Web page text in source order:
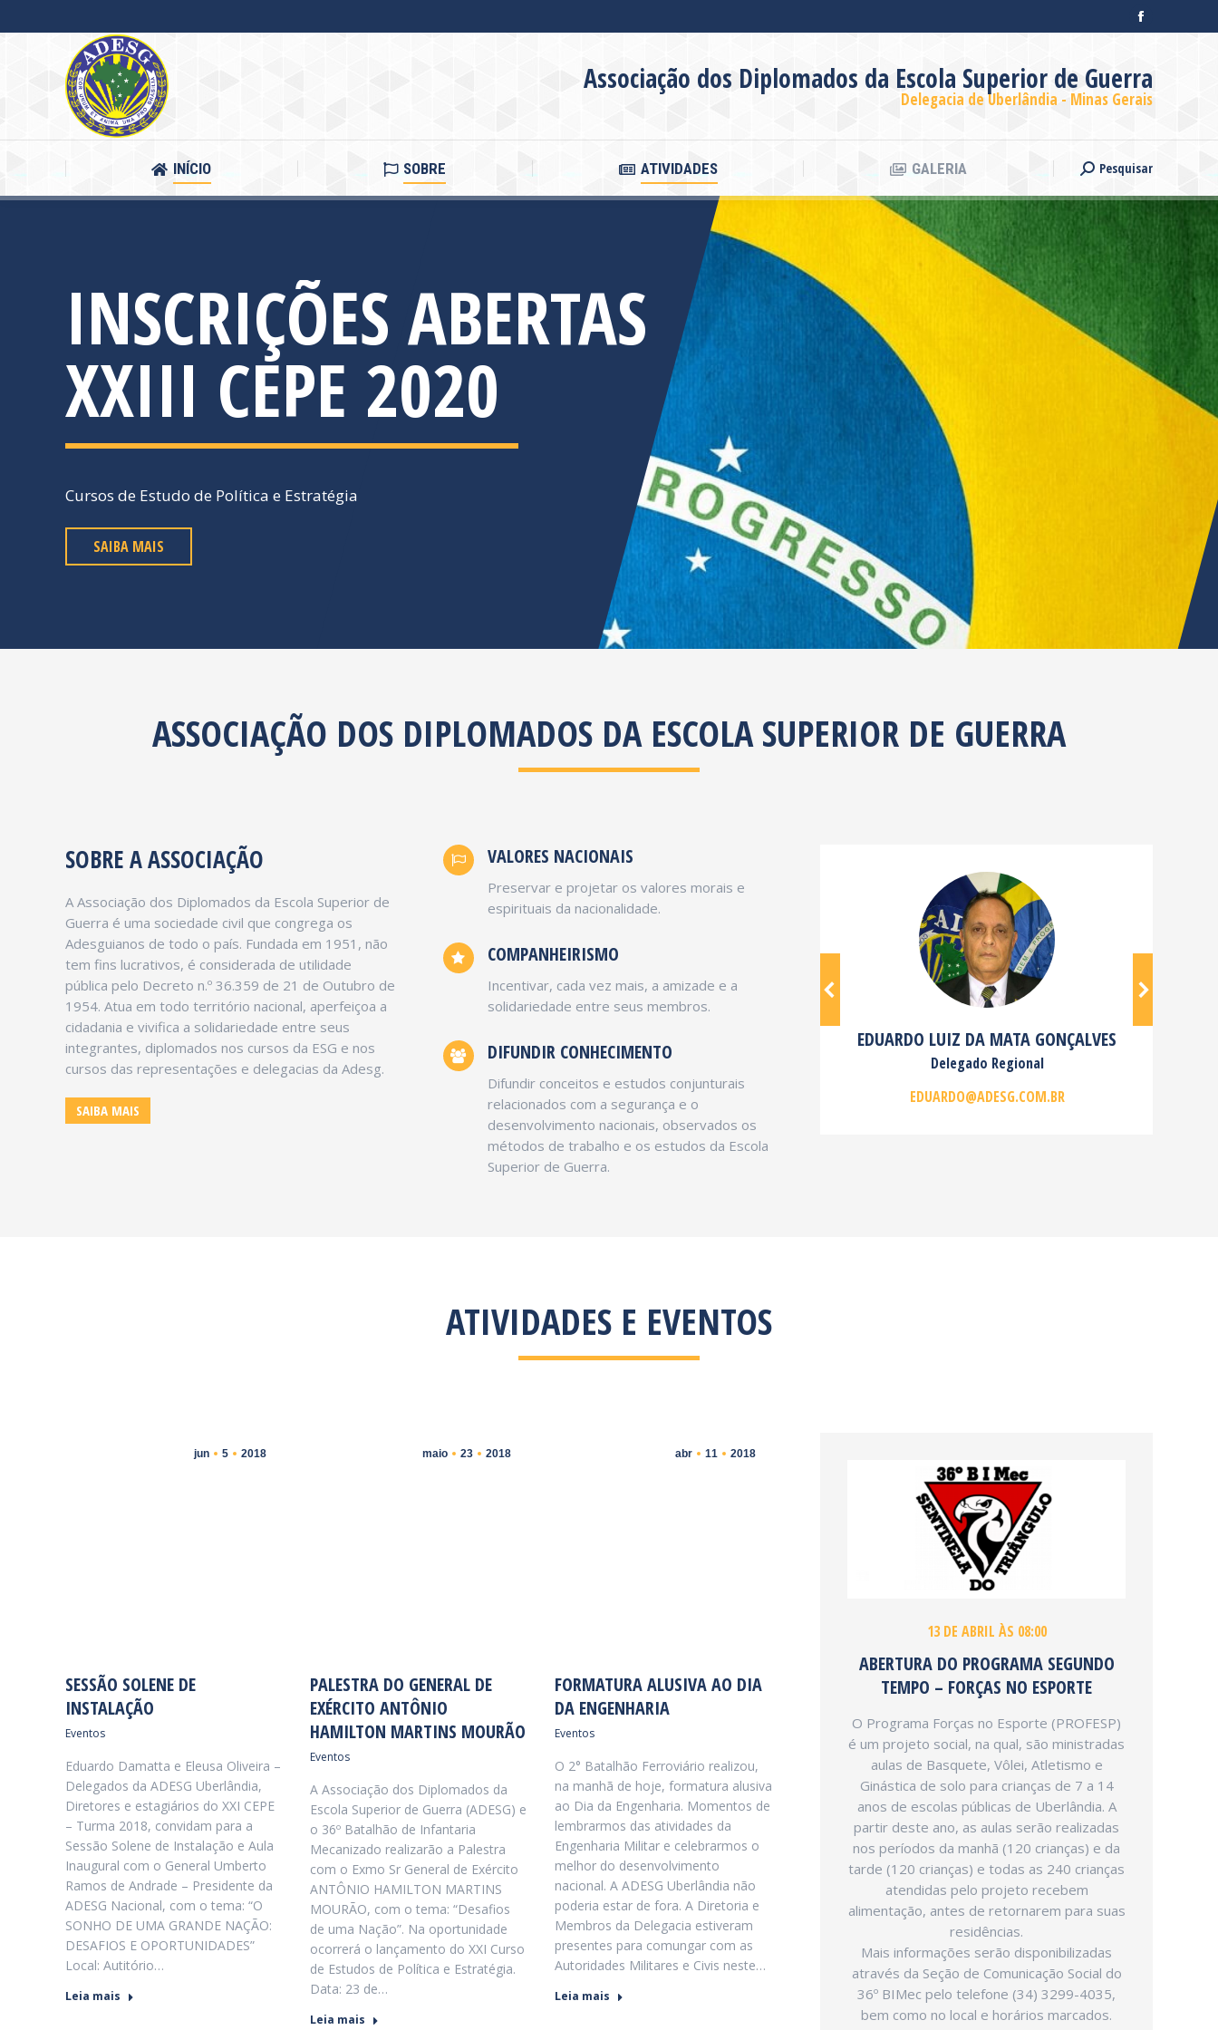
Facebook
opens
in
window
Associação dos Diplomados da Escola Superior de Guerra
Delegacia de Uberlândia - Minas Gerais
INÍCIO SOBRE ATIVIDADES GALERIA Search:Pesquisar
INSCRIÇÕES ABERTAS
XXIII CEPE 2020
Cursos de Estudo de Política e Estratégia
SAIBA MAIS
ASSOCIAÇÃO DOS DIPLOMADOS DA ESCOLA SUPERIOR DE GUERRA
SOBRE A ASSOCIAÇÃO
A Associação dos Diplomados da Escola Superior de
Guerra é uma sociedade civil que congrega os
Adesguianos de todo o país. Fundada em 1951, não
tem fins lucrativos, é considerada de utilidade
pública pelo Decreto n.º 36.359 de 21 de Outubro de
1954. Atua em todo território nacional, aperfeiçoa a
cidadania e vivifica a solidariedade entre seus
integrantes, diplomados nos cursos da ESG e nos
cursos das representações e delegacias da Adesg.
SAIBA MAIS
VALORES NACIONAIS
Preservar e projetar os valores morais e
espirituais da nacionalidade.
COMPANHEIRISMO
Incentivar, cada vez mais, a amizade e a
solidariedade entre seus membros.
DIFUNDIR CONHECIMENTO
Difundir conceitos e estudos conjunturais
relacionados com a segurança e o
desenvolvimento nacionais, observados os
métodos de trabalho e os estudos da Escola
Superior de Guerra.
JACSON ALMEIDA SILVA
Diretor Institucional Diretor Institucional
EDUARDO LUIZ DA MATA GONÇALVES
Delegado Regional
EDUARDO@ADESG.COM.BR
ATIVIDADES E EVENTOS
jun 5 2018
SESSÃO SOLENE DE
INSTALAÇÃO
Eventos
Eduardo Damatta e Eleusa Oliveira –
Delegados da ADESG Uberlândia,
Diretores e estagiários do XXI CEPE
– Turma 2018, convidam para a
Sessão Solene de Instalação e Aula
Inaugural com o General Umberto
Ramos de Andrade – Presidente da
ADESG Nacional, com o tema: “O
SONHO DE UMA GRANDE NAÇÃO:
DESAFIOS E OPORTUNIDADES”
Local: Autitório…
Leia mais
maio 23 2018
PALESTRA DO GENERAL DE
EXÉRCITO ANTÔNIO
HAMILTON MARTINS MOURÃO
Eventos
A Associação dos Diplomados da
Escola Superior de Guerra (ADESG) e
o 36º Batalhão de Infantaria
Mecanizado realizarão a Palestra
com o Exmo Sr General de Exército
ANTÔNIO HAMILTON MARTINS
MOURÃO, com o tema: “Desafios
de uma Nação”. Na oportunidade
ocorrerá o lançamento do XXI Curso
de Estudos de Política e Estratégia.
Data: 23 de…
Leia mais
abr 11 2018
FORMATURA ALUSIVA AO DIA
DA ENGENHARIA
Eventos
O 2° Batalhão Ferroviário realizou,
na manhã de hoje, formatura alusiva
ao Dia da Engenharia. Momentos de
lembrarmos das atividades da
Engenharia Militar e celebrarmos o
melhor do desenvolvimento
nacional. A ADESG Uberlândia não
poderia estar de fora. A Diretoria e
Membros da Delegacia estiveram
presentes para comungar com as
Autoridades Militares e Civis neste…
Leia mais
13 DE ABRIL ÀS 08:00
ABERTURA DO PROGRAMA SEGUNDO
TEMPO – FORÇAS NO ESPORTE
O Programa Forças no Esporte (PROFESP)
é um projeto social, na qual, são ministradas
aulas de Basquete, Vôlei, Atletismo e
Ginástica de solo para crianças de 7 a 14
anos de escolas públicas de Uberlândia. A
partir deste ano, as aulas serão realizadas
nos períodos da manhã (120 crianças) e da
tarde (120 crianças) e todas as 240 crianças
atendidas pelo projeto recebem
alimentação, antes de retornarem para suas
residências.
Mais informações serão disponibilizadas
através da Seção de Comunicação Social do
36º BIMec pelo telefone (34) 3299-4035,
bem como no local e horários marcados.
INÍCIO SOBRE ATIVIDADES GALERIA Search:Pesquisar